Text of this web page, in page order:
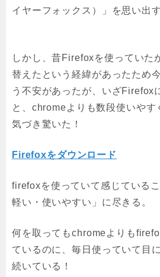
イヤーフォックス）」を思い出す
しかし、昔Firefoxを使っていた
替えたという経緯があったため
う不安があったが、いざFirefox
と、chromeよりも数段使いやす
気づき驚いた！
Firefoxをダウンロード
firefoxを使っていて感じている
軽い・使いやすい」に尽きる。
何を取ってもchromeよりも
ているのに、毎日使っていて目
続いている！